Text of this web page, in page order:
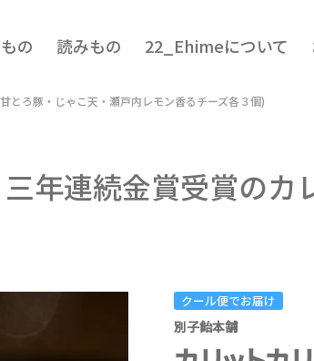
の 読みもの 22_Ehimeについて
とろ豚・じゃこ天・瀬戸内レモン香るチーズ各３個)
三年連続金賞受賞の
クール便でお届け
別子飴本舗